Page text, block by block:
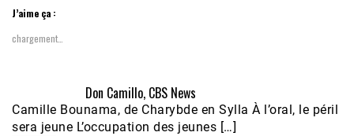
J’aime ça :
chargement…
Don Camillo, CBS News
Camille Bounama, de Charybde en Sylla À l’oral, le péril
sera jeune L’occupation des jeunes […]